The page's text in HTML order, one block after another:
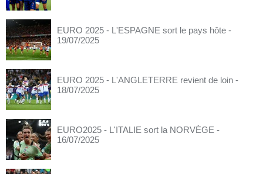
EURO 2025 - L'ESPAGNE sort le pays hôte -
19/07/2025
EURO 2025 - L'ANGLETERRE revient de loin -
18/07/2025
EURO2025 - L'ITALIE sort la NORVÈGE -
16/07/2025